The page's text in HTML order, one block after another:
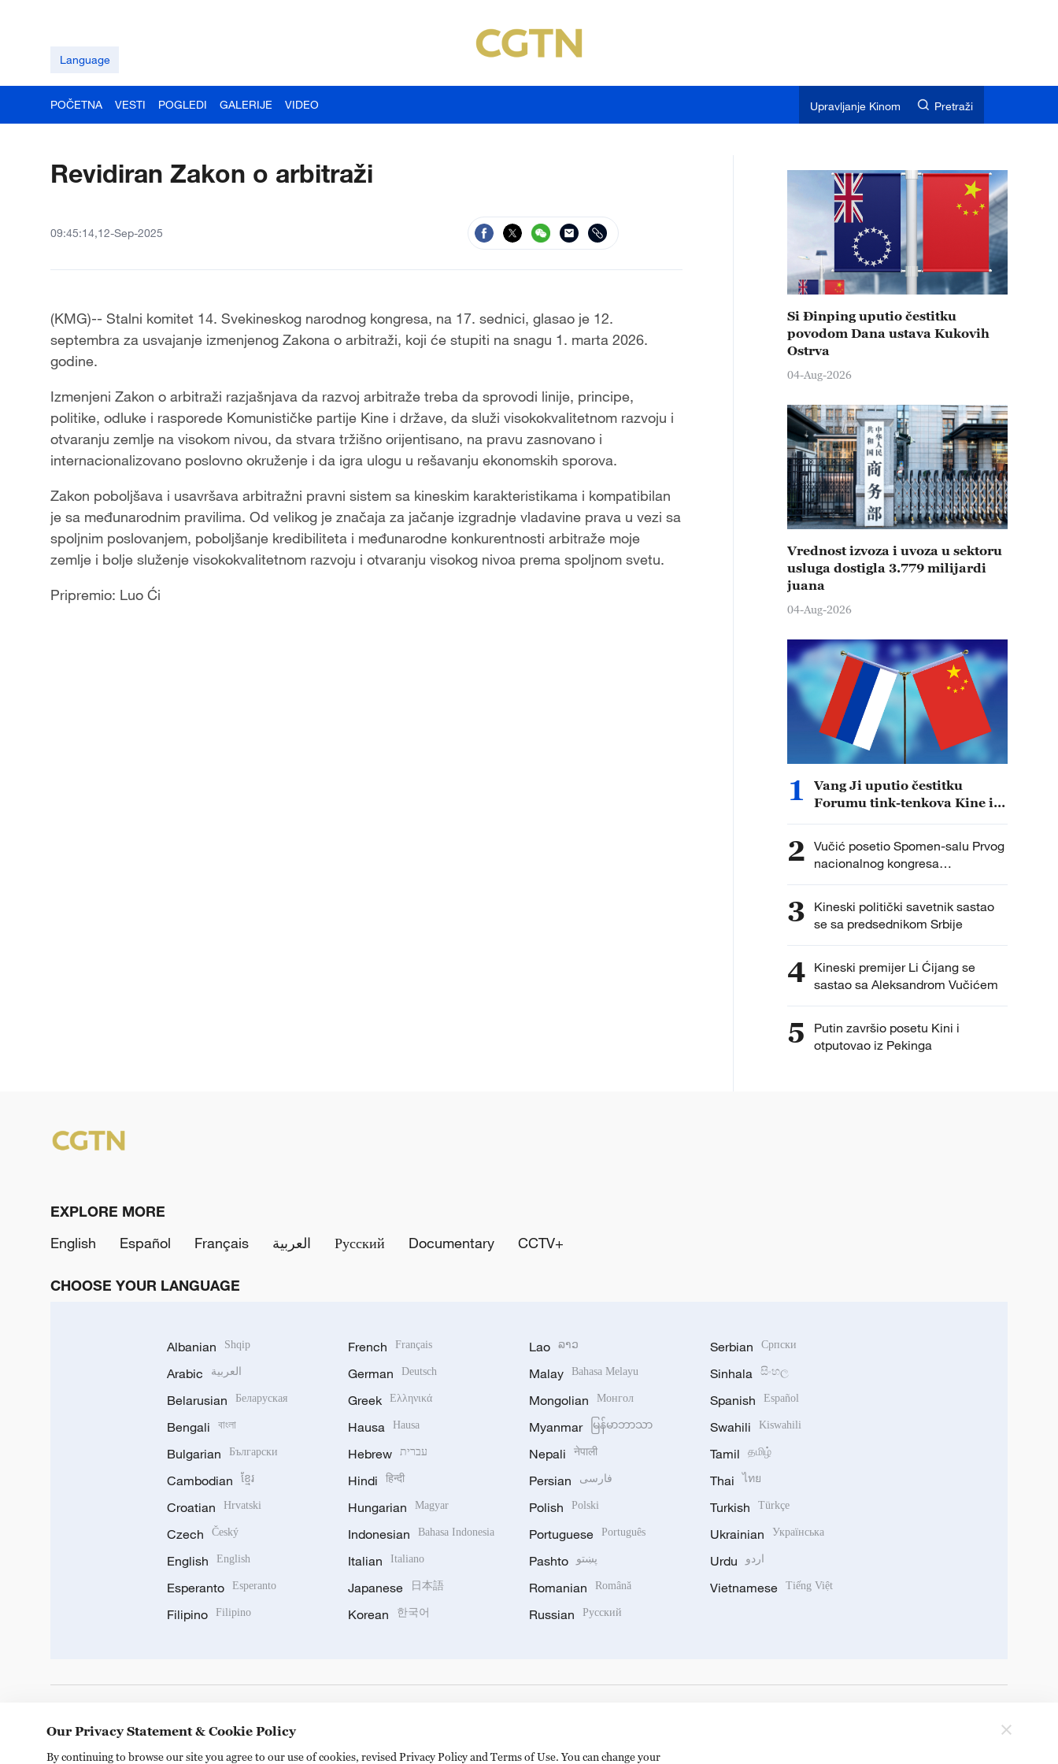
Language
POČETNA VESTI POGLEDI GALERIJE VIDEO Upravljanje Kinom Pretraži
Revidiran Zakon o arbitraži
09:45:14,12-Sep-2025
(KMG)-- Stalni komitet 14. Svekineskog narodnog kongresa, na 17. sednici, glasao je 12.
septembra za usvajanje izmenjenog Zakona o arbitraži, koji će stupiti na snagu 1. marta 2026.
godine.
Izmenjeni Zakon o arbitraži razjašnjava da razvoj arbitraže treba da sprovodi linije, principe,
politike, odluke i rasporede Komunističke partije Kine i države, da služi visokokvalitetnom razvoju i
otvaranju zemlje na visokom nivou, da stvara tržišno orijentisano, na pravu zasnovano i
internacionalizovano poslovno okruženje i da igra ulogu u rešavanju ekonomskih sporova.
Zakon poboljšava i usavršava arbitražni pravni sistem sa kineskim karakteristikama i kompatibilan
je sa međunarodnim pravilima. Od velikog je značaja za jačanje izgradnje vladavine prava u vezi sa
spoljnim poslovanjem, poboljšanje kredibiliteta i međunarodne konkurentnosti arbitraže moje
zemlje i bolje služenje visokokvalitetnom razvoju i otvaranju visokog nivoa prema spoljnom svetu.
Pripremio: Luo Ći
Si Đinping uputio čestitku
povodom Dana ustava Kukovih
Ostrva
04-Aug-2026
Vrednost izvoza i uvoza u sektoru
usluga dostigla 3.779 milijardi
juana
04-Aug-2026
1
Vang Ji uputio čestitku
Forumu tink-tenkova Kine i
2 Vučić posetio Spomen-salu Prvog
nacionalnog kongresa
Komunističke partije Kine
3
Kineski politički savetnik sastao
se sa predsednikom Srbije
4 Kineski premijer Li Ćijang se
sastao sa Aleksandrom Vučićem
5
Putin završio posetu Kini i
otputovao iz Pekinga
EXPLORE MORE
English
Español Français العربية Русский Documentary CCTV+
CHOOSE YOUR LANGUAGE
Albanian Shqip
Arabic العربية
Belarusian Беларуская
Bengali বাংলা
Bulgarian Български
Cambodian ខ្មែរ
Croatian Hrvatski
Czech Český
English English
Esperanto Esperanto
Filipino Filipino
French Français
German Deutsch
Greek Ελληνικά
Hausa Hausa
Hebrew עברית
Hindi हिन्दी
Hungarian Magyar
Indonesian Bahasa Indonesia
Italian Italiano
Japanese 日本語
Korean 한국어
Lao ລາວ
Malay Bahasa Melayu
Mongolian Монгол
Myanmar မြန်မာဘာသာ
Nepali नेपाली
Persian فارسی
Polish Polski
Portuguese Português
Pashto پښتو
Romanian Română
Russian Русский
Serbian Српски
Sinhala සිංහල
Spanish Español
Swahili Kiswahili
Tamil தமிழ்
Thai ไทย
Turkish Türkçe
Ukrainian Українська
Urdu اردو
Vietnamese Tiếng Việt
Our Privacy Statement & Cookie Policy
By continuing to browse our site you agree to our use of cookies, revised Privacy Policy and Terms of Use. You can change your